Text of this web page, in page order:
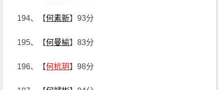
194、【何素新】93分
195、【何曼榆】83分
196、【何杭玥】98分